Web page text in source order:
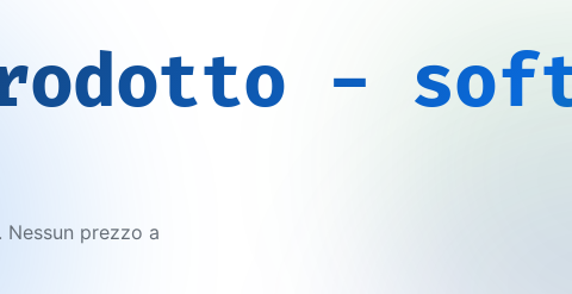
× 5
CC-BY citabili
API
Approccio
Come lavoro
Servizi
-
prezzo a